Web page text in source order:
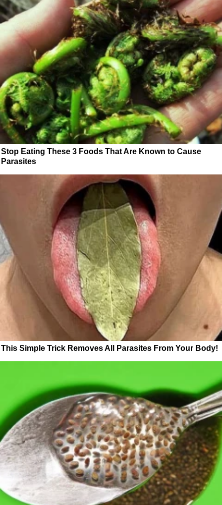
Stop Eating These 3 Foods That Are Known to Cause
Parasites
This Simple Trick Removes All Parasites From Your Body!